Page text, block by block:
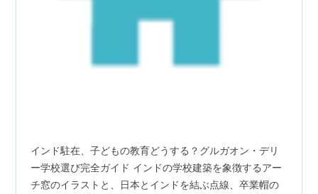
インド駐在、子どもの教育どうする？グルガオン・デリ
ー学校選び完全ガイド インドの学校建築を象徴するアー
チ窓のイラストと、日本とインドを結ぶ点線、卒業帽の